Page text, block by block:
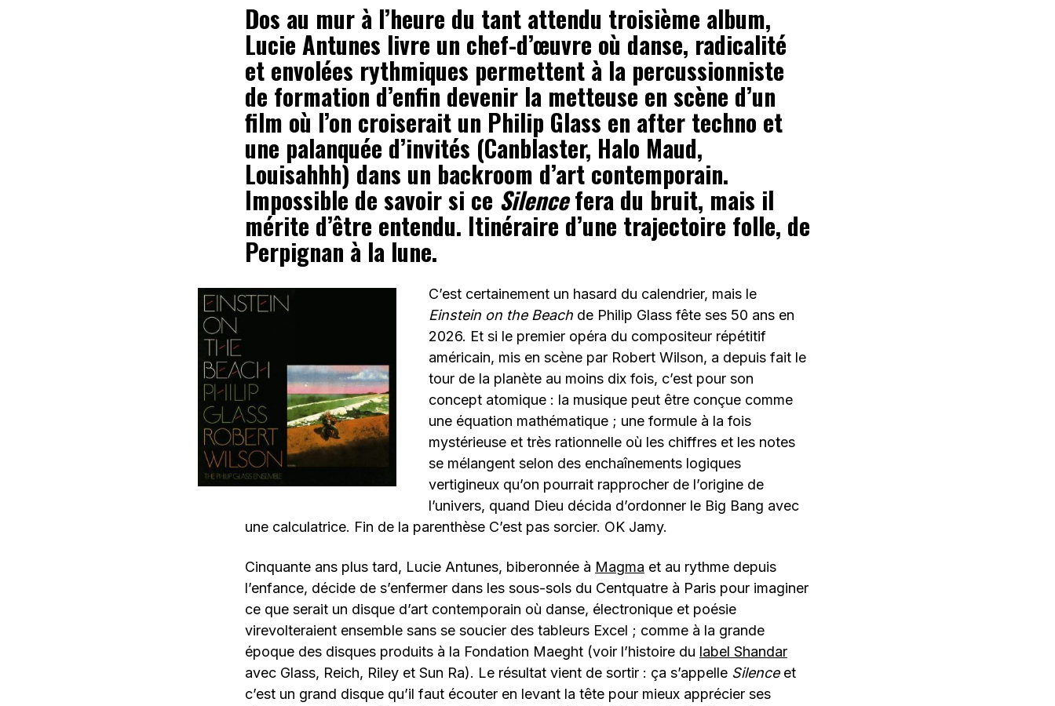
Dos au mur à l’heure du tant attendu troisième album,
Lucie Antunes livre un chef-d’œuvre où danse, radicalité
et envolées rythmiques permettent à la percussionniste
de formation d’enfin devenir la metteuse en scène d’un
film où l’on croiserait un Philip Glass en after techno et
une palanquée d’invités (Canblaster, Halo Maud,
Louisahhh) dans un backroom d’art contemporain.
Impossible de savoir si ce Silencefera du bruit, mais il
mérite d’être entendu. Itinéraire d’une trajectoire folle, de
Perpignan à la lune.
C’est certainement un hasard du calendrier, mais le
Einstein on the Beachde Philip Glass fête ses 50 ans en
2026. Et si le premier opéra du compositeur répétitif
américain, mis en scène par Robert Wilson, a depuis fait le
tour de la planète au moins dix fois, c’est pour son
concept atomique : la musique peut être conçue comme
une équation mathématique ; une formule à la fois
mystérieuse et très rationnelle où les chiffres et les notes
se mélangent selon des enchaînements logiques
vertigineux qu’on pourrait rapprocher de l’origine de
l’univers, quand Dieu décida d’ordonner le Big Bang avec
une calculatrice. Fin de la parenthèse C’est pas sorcier. OK Jamy.
Cinquante ans plus tard, Lucie Antunes, biberonnée à Magma et au rythme depuis
l’enfance, décide de s’enfermer dans les sous-sols du Centquatre à Paris pour imaginer
ce que serait un disque d’art contemporain où danse, électronique et poésie
virevolteraient ensemble sans se soucier des tableurs Excel ; comme à la grande
époque des disques produits à la Fondation Maeght (voir l’histoire du label Shandar
avec Glass, Reich, Riley et Sun Ra). Le résultat vient de sortir : ça s’appelle Silenceet
c’est un grand disque qu’il faut écouter en levant la tête pour mieux apprécier ses